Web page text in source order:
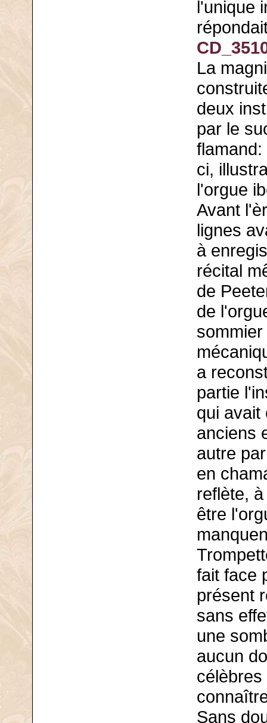
l'unique
La
deux
par le
ci,
l'orgue
Avant
lignes
à
récital
de
de
a
partie
qui avait
anciens
autre
en
reflète,
être
fait face
présent
sans
une
aucun
célèbres
Sans